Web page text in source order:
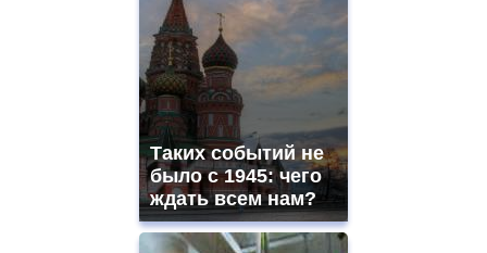
Таких событий не
было с 1945: чего
ждать всем нам?